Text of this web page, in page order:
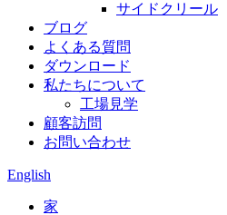
サイドクリール
ブログ
よくある質問
ダウンロード
私たちについて
工場見学
顧客訪問
お問い合わせ
English
家